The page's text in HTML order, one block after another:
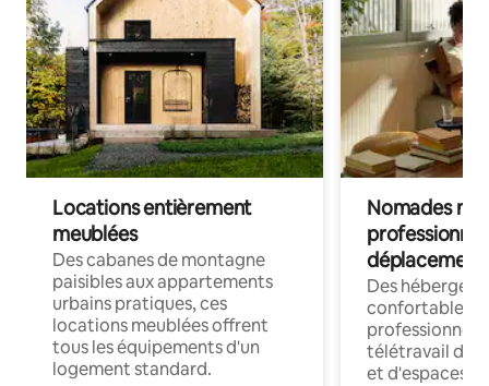
Locations entièrement
meublées
Des cabanes de montagne
paisibles aux appartements
urbains pratiques, ces
locations meublées offrent
tous les équipements d'un
logement standard.
Nomades
déplacement
Des
confortables
professionnels
télétravail
et d'espaces